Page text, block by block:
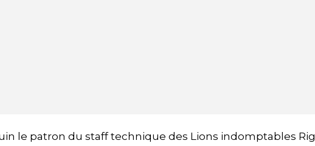
le patron du staff technique des Lions indomptables